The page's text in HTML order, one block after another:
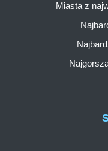
Miasta z